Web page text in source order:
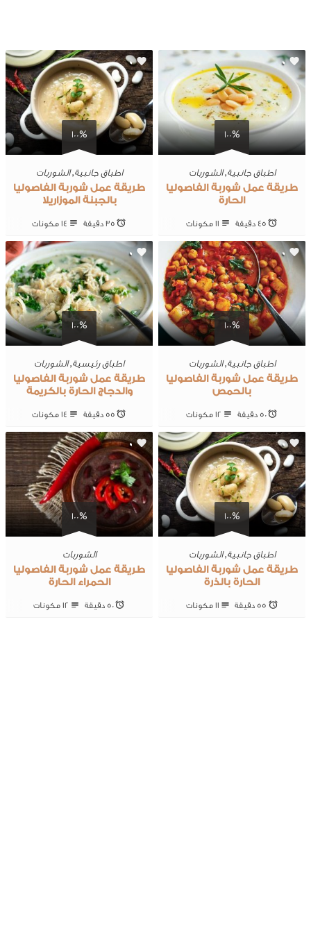
100%
0
اطباق جانبية,الشوربات
طريقة عمل شوربة الفاصوليا
الحارة
45 ‎دقيقة 11 ‎مكونات
100%
0
اطباق جانبية,الشوربات
طريقة عمل شوربة الفاصوليا
بالجبنة الموزاريلا
35 ‎دقيقة 14 ‎مكونات
100%
0
اطباق جانبية,الشوربات
طريقة عمل شوربة الفاصوليا
بالحمص
50 ‎دقيقة 12 ‎مكونات
100%
0
اطباق رئيسية,الشوربات
طريقة عمل شوربة الفاصوليا
والدجاج الحارة بالكريمة
55 ‎دقيقة 14 ‎مكونات
100%
0
اطباق جانبية,الشوربات
طريقة عمل شوربة الفاصوليا
الحارة بالذرة
55 ‎دقيقة 11 ‎مكونات
100%
0
الشوربات
طريقة عمل شوربة الفاصوليا
الحمراء الحارة
50 ‎دقيقة 12 ‎مكونات